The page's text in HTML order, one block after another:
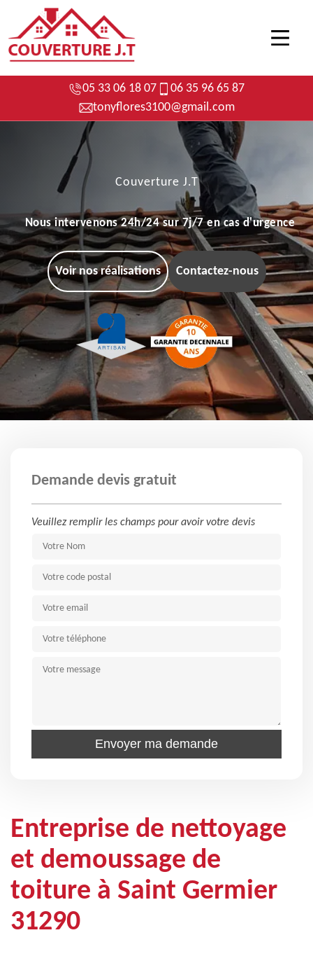
05 33 06 18 07
06 35 96 65 87
tonyflores3100@gmail.com
Couverture J.T
Nous intervenons 24h/24 sur 7j/7 en cas d'urgence
Voir nos réalisations Contactez-nous
Demande devis gratuit
Veuillez remplir les champs pour avoir votre devis
Entreprise de nettoyage
et demoussage de
toiture à Saint Germier
31290